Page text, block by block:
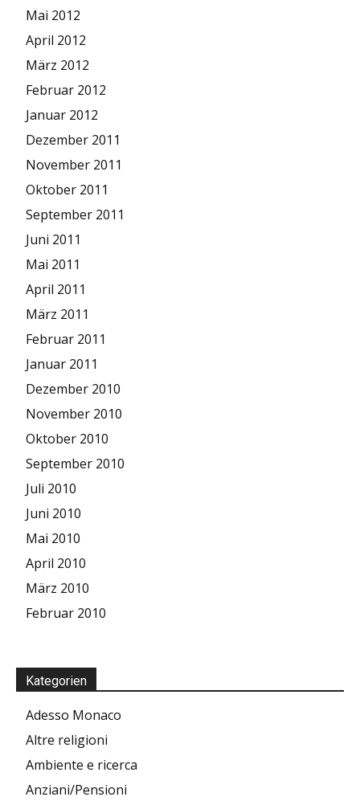
Mai 2012
April 2012
März 2012
Februar 2012
Januar 2012
Dezember 2011
November 2011
Oktober 2011
September 2011
Juni 2011
Mai 2011
April 2011
März 2011
Februar 2011
Januar 2011
Dezember 2010
November 2010
Oktober 2010
September 2010
Juli 2010
Juni 2010
Mai 2010
April 2010
März 2010
Februar 2010
Kategorien
Adesso Monaco
Altre religioni
Ambiente e ricerca
Anziani/Pensioni